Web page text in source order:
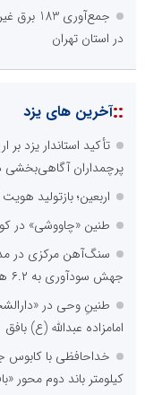
در استان تهران
::آخرین های یزد
تأکید استاندار یزد بر
پرچمداران آگاهی‌بخشی
اربعین؛ بازتولید
طنین «چاووشی» در
جهش سودآوری به ۶.۲ همت
طنینِ وحی در
امامزاده عبدالله (ع) بافق
کیلومتر باند دوم محور